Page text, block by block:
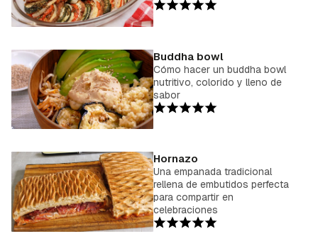
Buddha bowl
Cómo hacer un buddha bowl
nutritivo, colorido y lleno de
sabor
Hornazo
Una empanada tradicional
rellena de embutidos perfecta
para compartir en
celebraciones